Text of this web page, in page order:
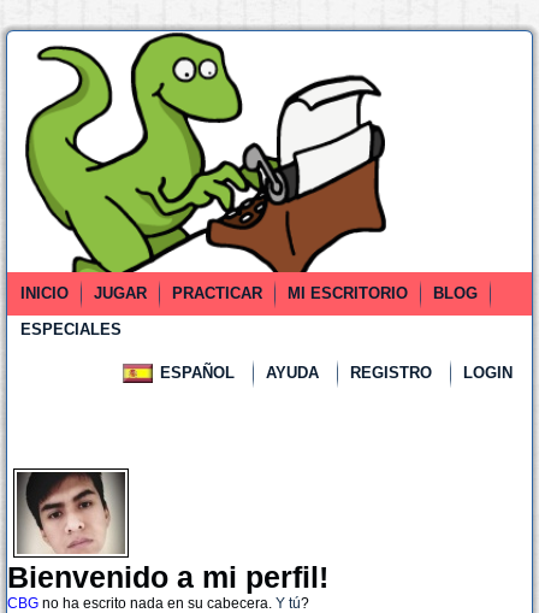
INICIO JUGAR PRACTICAR MI ESCRITORIO
BLOG
ESPECIALES
ESPAÑOL AYUDA REGISTRO LOGIN
Bienvenido a mi perfil!
CBG no ha escrito nada en su cabecera. Y tú?